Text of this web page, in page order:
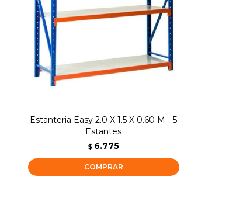
Estanteria Easy 2.0 X 1.5 X 0.60 M - 5
Estantes
$ 6.775